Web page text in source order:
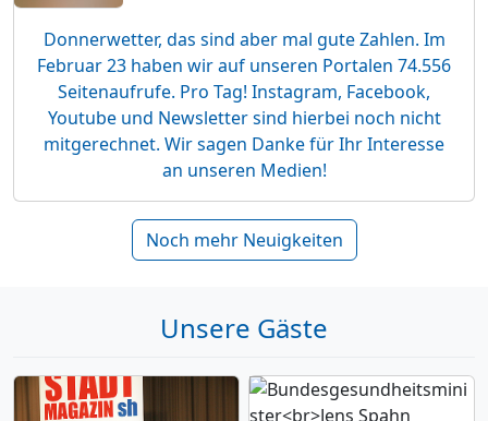
Donnerwetter, das sind aber mal gute Zahlen. Im
Februar 23 haben wir auf unseren Portalen 74.556
Seitenaufrufe. Pro Tag! Instagram, Facebook,
Youtube und Newsletter sind hierbei noch nicht
mitgerechnet. Wir sagen Danke für Ihr Interesse
an unseren Medien!
Noch mehr Neuigkeiten
Unsere Gäste